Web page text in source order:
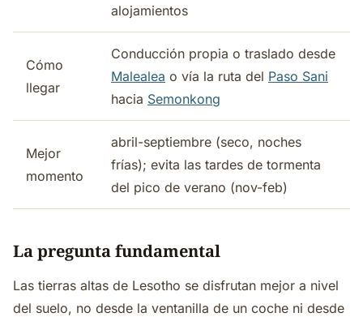
alojamientos
Cómo
llegar
Conducción propia o traslado desde
Malealea o vía la ruta del Paso Sani
hacia Semonkong
Mejor
momento
abril-septiembre (seco, noches
frías); evita las tardes de tormenta
del pico de verano (nov-feb)
La pregunta fundamental
Las tierras altas de Lesotho se disfrutan mejor a nivel
del suelo, no desde la ventanilla de un coche ni desde